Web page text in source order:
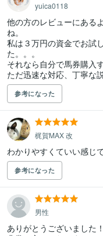
yuica0118
他の方のレビューにある
ね。
私は３万円の資金でお試
た。。。
それなら自分で馬券購入
参考になった
梶賀MAX 改
わかりやすくていい感じ
参考になった
男性
ありがとうございました！